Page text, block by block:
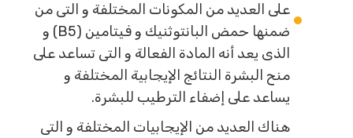
على العديد من المكونات المختلفة و التى من
ضمنها حمض البانتوثنيك و فيتامين (B5) و
الذى يعد أنه المادة الفعالة و التى تساعد على
منح البشرة النتائج الإيجابية المختلفة و
يساعد على إضفاء الترطيب للبشرة.
هناك العديد من الإيجابيات المختلفة و التى